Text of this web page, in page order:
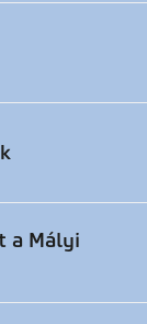
a Mályi